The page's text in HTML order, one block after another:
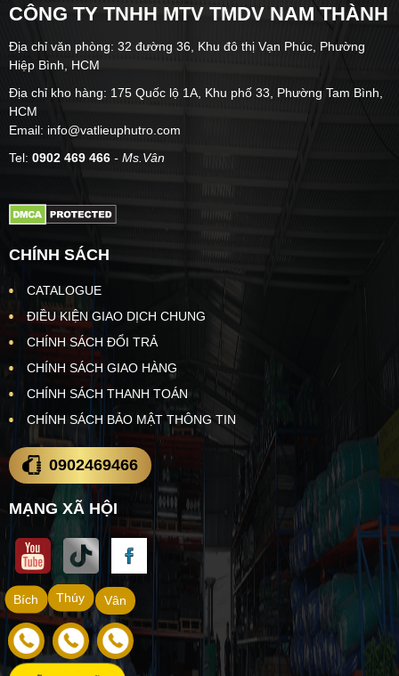
CÔNG TY TNHH MTV TMDV NAM THÀNH
Địa chỉ văn phòng: 32 đường 36, Khu đô thị Vạn Phúc, Phường
Hiệp Bình, HCM
Địa chỉ kho hàng: 175 Quốc lộ 1A, Khu phố 33, Phường Tam Bình,
HCM
Email: info@vatlieuphutro.com
Tel: 0902 469 466 - Ms.Vân
CHÍNH SÁCH
CATALOGUE
ĐIỀU KIỆN GIAO DỊCH CHUNG
CHÍNH SÁCH ĐỔI TRẢ
CHÍNH SÁCH GIAO HÀNG
CHÍNH SÁCH THANH TOÁN
CHÍNH SÁCH BẢO MẬT THÔNG TIN
0902469466
MẠNG XÃ HỘI
Vân
Thúy
Bích